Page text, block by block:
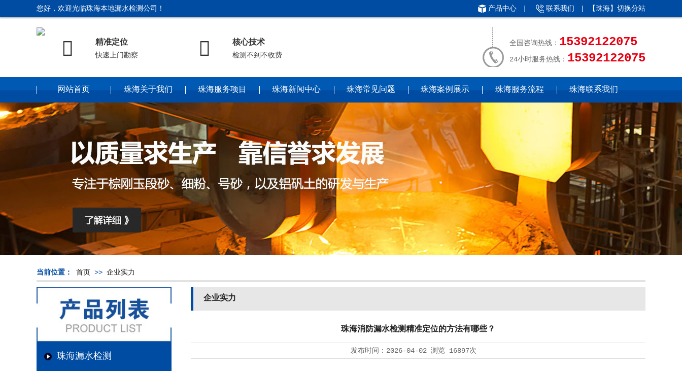
您好，欢迎光临珠海本地漏水检测公司！ 产品中心 联系我们 | 【珠海】 切换分站
 精准定位
快速上门勘察  核心技术
检测不到不收费
全国咨询热线： 15392122075
24小时服务热线： 15392122075
网站首页 珠海关于我们 珠海服务项目 珠海新闻中心 珠海常见问题 珠海案例展示 珠海服务流程 珠海联系我们
当前位置： 首页 >> 企业实力
珠海漏水检测
企业实力
珠海消防漏水检测精准定位的方法有哪些？
发布时间： 2026-04-02 浏览 16897次